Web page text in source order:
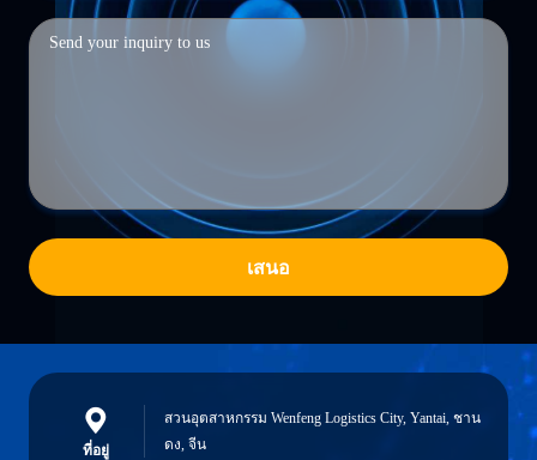
เสนอ
ที่อยู่
สวนอุตสาหกรรม Wenfeng Logistics City, Yantai, ชาน
ดง, จีน